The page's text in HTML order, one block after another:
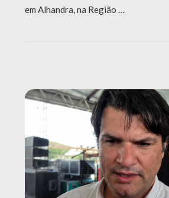
em Alhandra, na Região …